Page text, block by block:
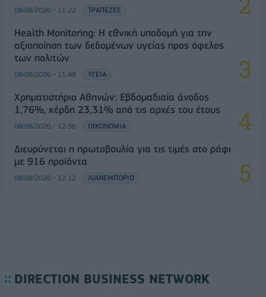
08/08/2026 - 11:22 ΤΡΑΠΕΖΕΣ
Health Monitoring: Η εθνική υποδομή για την
αξιοποίηση των δεδομένων υγείας προς όφελος
των πολιτών
08/08/2026 - 11:48 ΥΓΕΙΑ
Χρηματιστήριο Αθηνών: Εβδομαδιαία άνοδος
1,76%, κέρδη 23,31% από τις αρχές του έτους
08/08/2026 - 12:36 ΟΙΚΟΝΟΜΙΑ
Διευρύνεται η πρωτοβουλία για τις τιμές στο ράφι
με 916 προϊόντα
08/08/2026 - 12:12 ΛΙΑΝΕΜΠΟΡΙΟ
DIRECTION BUSINESS NETWORK